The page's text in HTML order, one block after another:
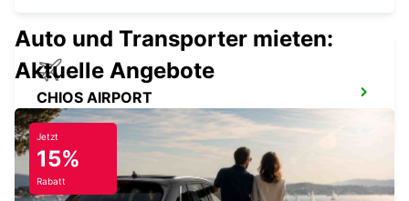
CHIOS AIRPORT
CHIOS - GREECE
Auto und Transporter mieten:
Aktuelle Angebote
Jetzt
15%
Rabatt